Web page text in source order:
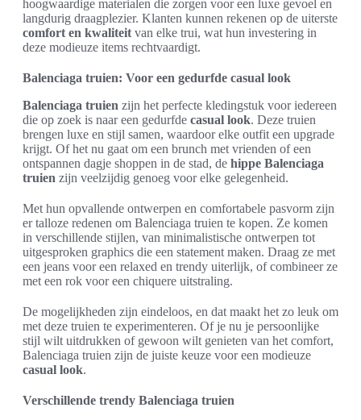
hoogwaardige materialen die zorgen voor een luxe gevoel en
langdurig draagplezier. Klanten kunnen rekenen op de uiterste
comfort en kwaliteit van elke trui, wat hun investering in
deze modieuze items rechtvaardigt.
Balenciaga truien: Voor een gedurfde casual look
Balenciaga truien zijn het perfecte kledingstuk voor iedereen
die op zoek is naar een gedurfde casual look. Deze truien
brengen luxe en stijl samen, waardoor elke outfit een upgrade
krijgt. Of het nu gaat om een brunch met vrienden of een
ontspannen dagje shoppen in de stad, de hippe Balenciaga
truien zijn veelzijdig genoeg voor elke gelegenheid.
Met hun opvallende ontwerpen en comfortabele pasvorm zijn
er talloze redenen om Balenciaga truien te kopen. Ze komen
in verschillende stijlen, van minimalistische ontwerpen tot
uitgesproken graphics die een statement maken. Draag ze met
een jeans voor een relaxed en trendy uiterlijk, of combineer ze
met een rok voor een chiquere uitstraling.
De mogelijkheden zijn eindeloos, en dat maakt het zo leuk om
met deze truien te experimenteren. Of je nu je persoonlijke
stijl wilt uitdrukken of gewoon wilt genieten van het comfort,
Balenciaga truien zijn de juiste keuze voor een modieuze
casual look.
Verschillende trendy Balenciaga truien